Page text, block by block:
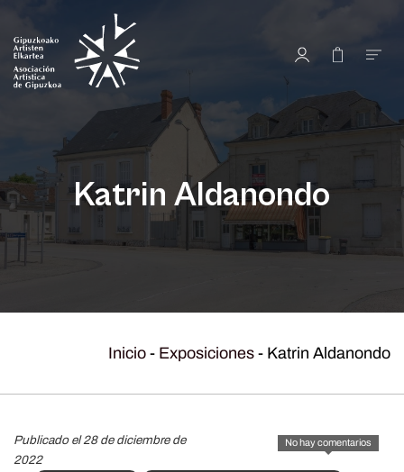
Katrin Aldanondo
Inicio - Exposiciones - Katrin Aldanondo
No hay comentarios
Publicado el 28 de diciembre de
2022